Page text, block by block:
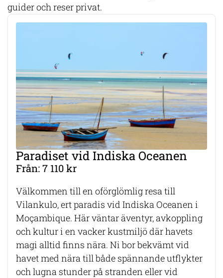
guider och reser privat.
Paradiset vid Indiska Oceanen
Från: 7 110 kr
Välkommen till en oförglömlig resa till
Vilankulo, ert paradis vid Indiska Oceanen i
Moçambique. Här väntar äventyr, avkoppling
och kultur i en vacker kustmiljö där havets
magi alltid finns nära. Ni bor bekvämt vid
havet med nära till både spännande utflykter
och lugna stunder på stranden eller vid